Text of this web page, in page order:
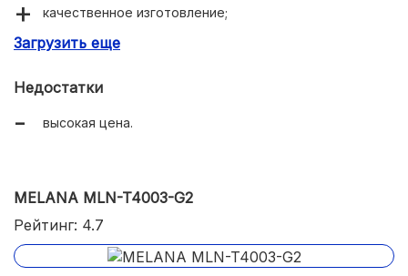
качественное изготовление;
стильный дизайн.
Загрузить еще
Недостатки
высокая цена.
MELANA MLN-T4003-G2
Рейтинг: 4.7